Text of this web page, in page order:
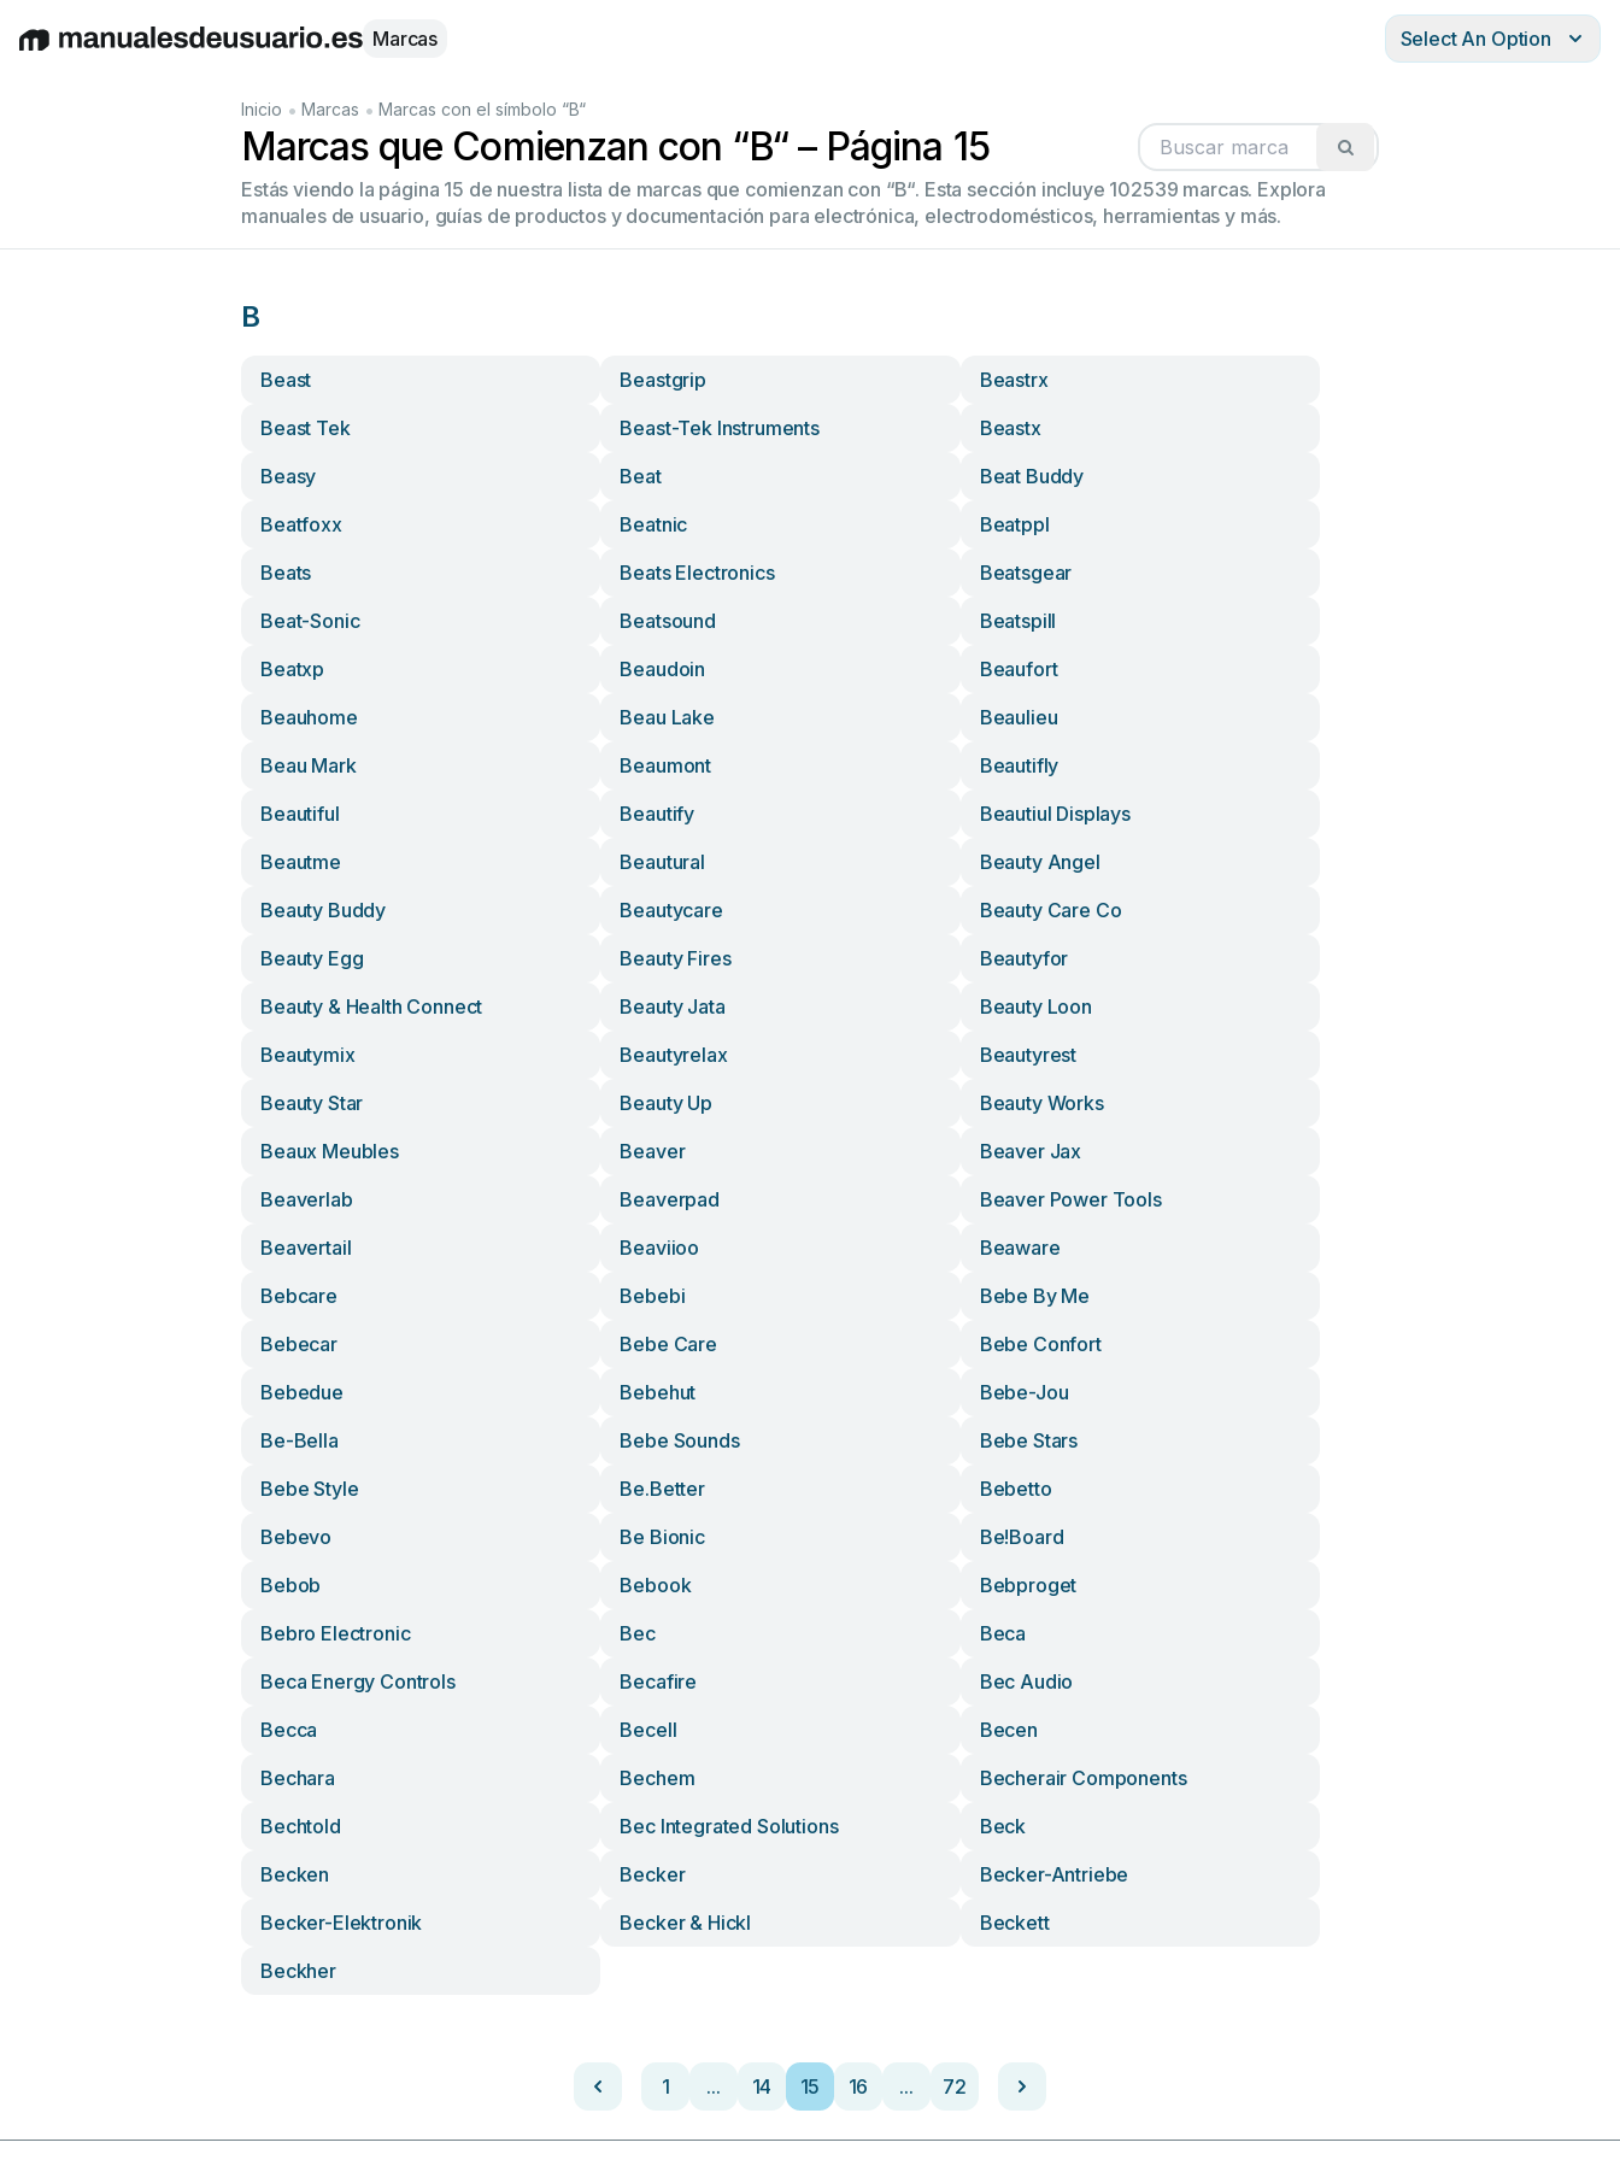
EnglishDeutschEspañolItaliano Français
Marcas Select An Option
Inicio • Marcas • Marcas con el símbolo “B“
Marcas que Comienzan con “B“ – Página 15
Estás viendo la página 15 de nuestra lista de marcas que comienzan con “B“. Esta sección incluye 102539 marcas. Explora
manuales de usuario, guías de productos y documentación para electrónica, electrodomésticos, herramientas y más.
B
Beast Beastgrip
Beastrx
Beast Tek
Beast-Tek Instruments
Beastx
Beasy
Beat
Beat Buddy
Beatfoxx
Beatnic
Beatppl
Beats
Beats Electronics
Beatsgear
Beat-Sonic
Beatsound
Beatspill
Beatxp
Beaudoin
Beaufort
Beauhome
Beau Lake
Beaulieu
Beau Mark
Beaumont
Beautifly
Beautiful
Beautify
Beautiul Displays
Beautme
Beautural
Beauty Angel
Beauty Buddy
Beautycare
Beauty Care Co
Beauty Egg
Beauty Fires
Beautyfor
Beauty & Health Connect
Beauty Jata
Beauty Loon
Beautymix
Beautyrelax
Beautyrest
Beauty Star
Beauty Up
Beauty Works
Beaux Meubles
Beaver
Beaver Jax
Beaverlab
Beaverpad
Beaver Power Tools
Beavertail
Beaviioo
Beaware
Bebcare
Bebebi
Bebe By Me
Bebecar
Bebe Care
Bebe Confort
Bebedue
Bebehut
Bebe-Jou
Be-Bella
Bebe Sounds
Bebe Stars
Bebe Style
Be.better
Bebetto
Bebevo
Be Bionic
Be!board
Bebob
Bebook
Bebproget
Bebro Electronic
Bec
Beca
Beca Energy Controls
Becafire
Bec Audio
Becca
Becell
Becen
Bechara
Bechem
Becherair Components
Bechtold
Bec Integrated Solutions
Beck
Becken
Becker
Becker-Antriebe
Becker-Elektronik
Becker & Hickl
Beckett
Beckher
1 ... 14 15 16 ... 72